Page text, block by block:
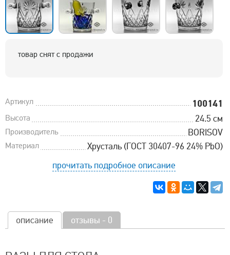
товар снят с продажи
Артикул 100141
Высота 24.5 см
Производитель BORISOV
Материал
Хрусталь (ГОСТ 30407-96 24% PbO)
прочитать подробное описание
описание отзывы - 0